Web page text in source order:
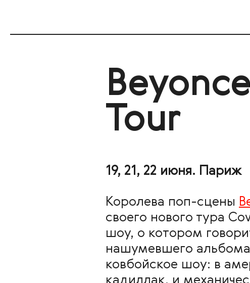
Tour
19, 21, 22 июня. Париж
Королева поп-сцены
своего нового тура
шоу, о котором
нашумевшего альбома
ковбойское шоу: в